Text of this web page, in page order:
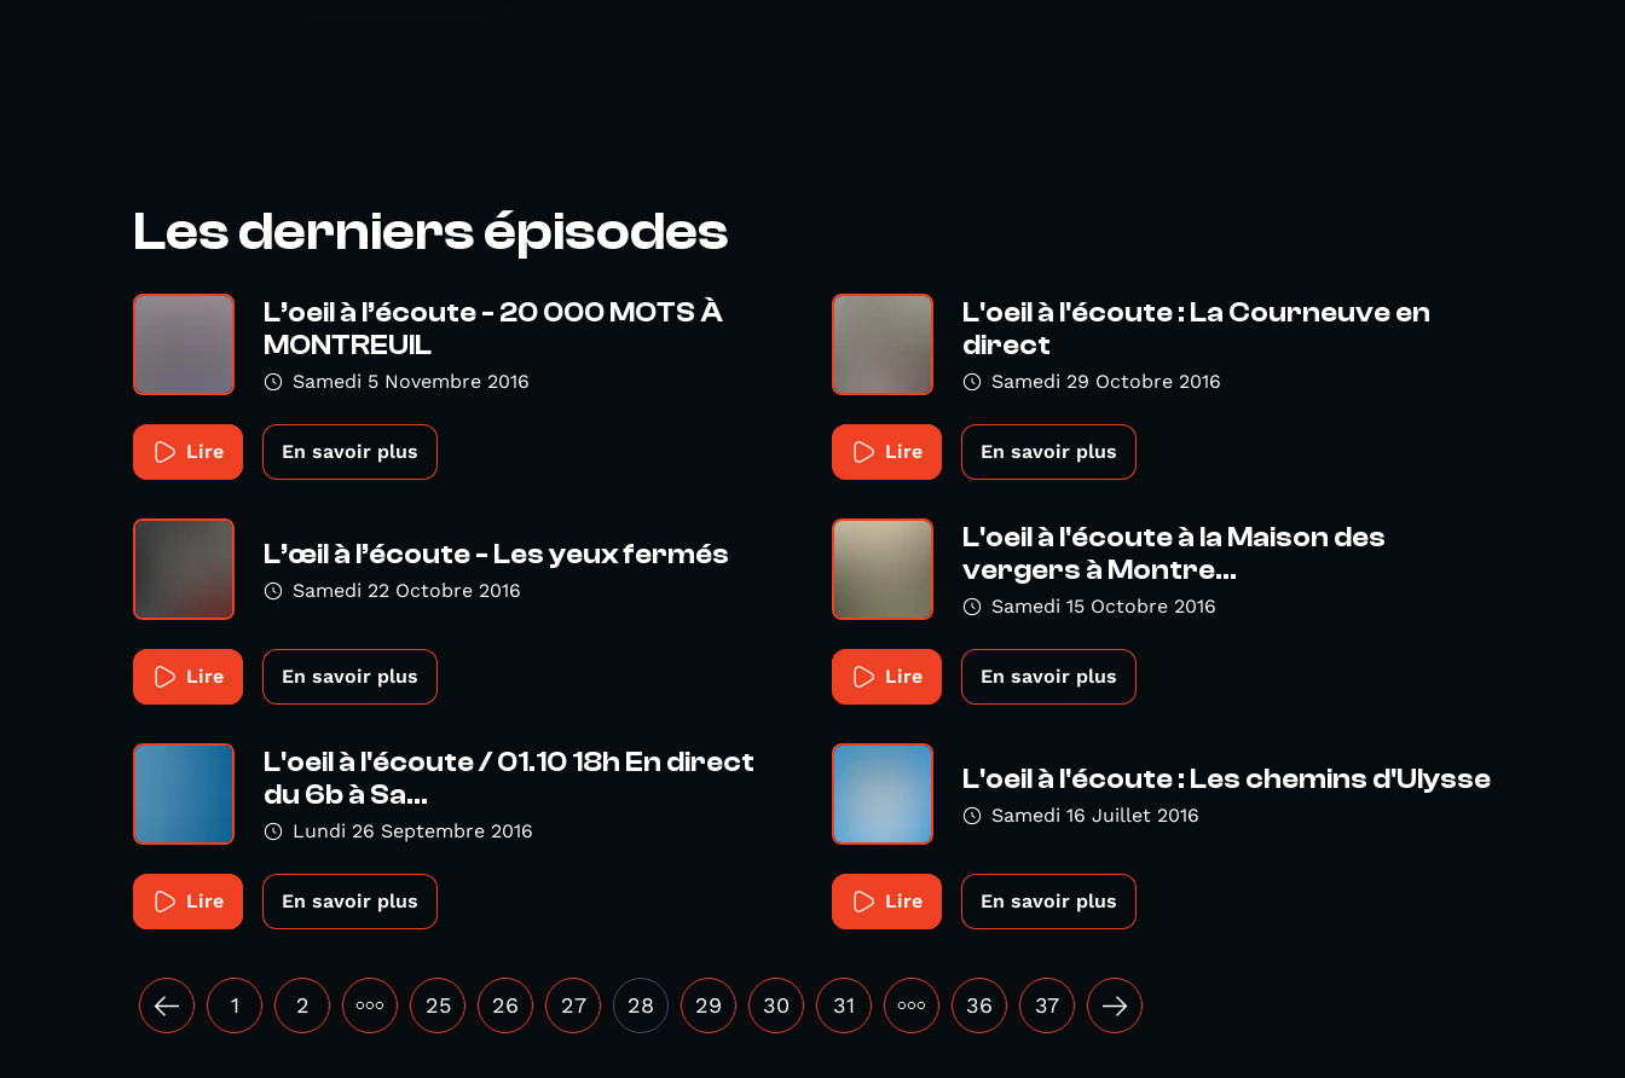
Les derniers épisodes
L’oeil à l’écoute - 20 000 MOTS À
MONTREUIL
Samedi 5 Novembre 2016
Lire En savoir plus
L'oeil à l'écoute : La Courneuve en
direct
Samedi 29 Octobre 2016
Lire En savoir plus
L’œil à l’écoute - Les yeux fermés
Samedi 22 Octobre 2016
Lire En savoir plus
L'oeil à l'écoute à la Maison des
vergers à Montre...
Samedi 15 Octobre 2016
Lire En savoir plus
L'oeil à l'écoute / 01.10 18h En direct
du 6b à Sa...
Lundi 26 Septembre 2016
Lire En savoir plus
L'oeil à l'écoute : Les chemins d'Ulysse
Samedi 16 Juillet 2016
Lire En savoir plus
1 2 ••• 25 26 27 28 29 30 31 ••• 36 37